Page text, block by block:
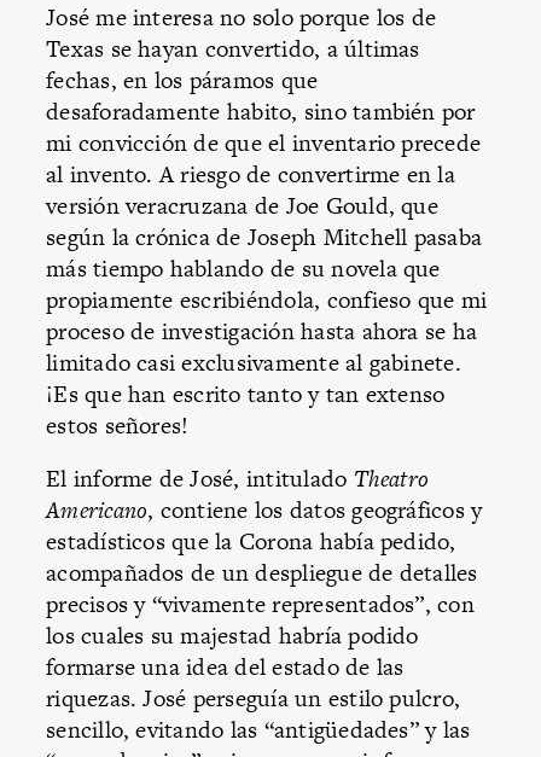
José me interesa no solo porque los de
Texas se hayan convertido, a últimas
fechas, en los páramos que
desaforadamente habito, sino también por
mi convicción de que el inventario precede
al invento. A riesgo de convertirme en la
versión veracruzana de Joe Gould, que
según la crónica de Joseph Mitchell pasaba
más tiempo hablando de su novela que
propiamente escribiéndola, confieso que mi
proceso de investigación hasta ahora se ha
limitado casi exclusivamente al gabinete.
¡Es que han escrito tanto y tan extenso
estos señores!
El informe de José, intitulado Theatro
Americano, contiene los datos geográficos y
estadísticos que la Corona había pedido,
acompañados de un despliegue de detalles
precisos y “vivamente representados”, con
los cuales su majestad habría podido
formarse una idea del estado de las
riquezas. José perseguía un estilo pulcro,
sencillo, evitando las “antigüedades” y las